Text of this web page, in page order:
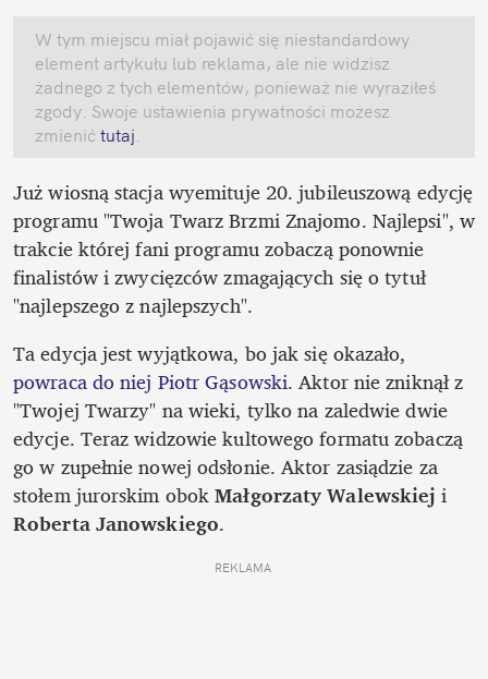
W tym miejscu miał pojawić się niestandardowy
element artykułu lub reklama, ale nie widzisz
żadnego z tych elementów, ponieważ nie wyraziłeś
zgody. Swoje ustawienia prywatności możesz
zmienić tutaj
Już wiosną stacja wyemituje 20. jubileuszową edycję
programu "Twoja Twarz Brzmi Znajomo. Najlepsi", w
trakcie której fani programu zobaczą ponownie
finalistów i zwycięzców zmagających się o tytuł
"najlepszego z najlepszych".
powraca do niej Piotr Gąsowski. Aktor nie zniknął z
"Twojej Twarzy" na wieki, tylko na zaledwie dwie
edycje. Teraz widzowie kultowego formatu zobaczą
go w zupełnie nowej odsłonie. Aktor zasiądzie za
stołem jurorskim obok Małgorzaty Walewskiej
Roberta Janowskiego.
REKLAMA